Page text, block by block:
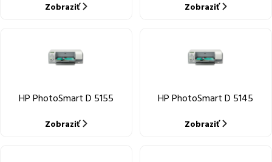
Zobraziť Zobraziť
HP PhotoSmart D 5155
Zobraziť
HP PhotoSmart D 5145
Zobraziť